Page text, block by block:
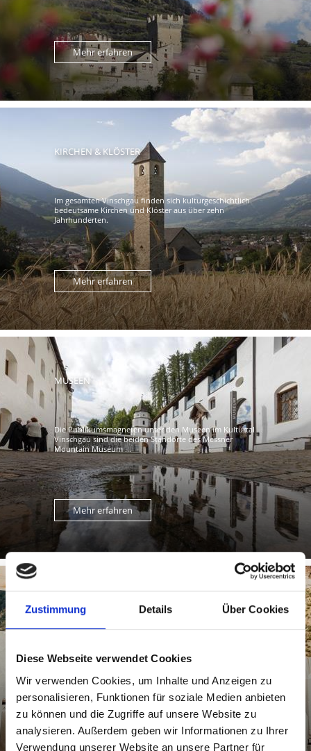
Zustimmung Details Über Cookies
Diese Webseite verwendet Cookies
Wir verwenden Cookies, um Inhalte und Anzeigen zu
personalisieren, Funktionen für soziale Medien anbieten
zu können und die Zugriffe auf unsere Website zu
analysieren. Außerdem geben wir Informationen zu Ihrer
Verwendung unserer Website an unsere Partner für
Mehr erfahren
KIRCHEN & KLÖSTER
Im gesamten Vinschgau finden sich kulturgeschichtlich
bedeutsame Kirchen und Klöster aus über zehn
Jahrhunderten.
Mehr erfahren
MUSEEN
Die Publikumsmagneten unter den Museen im Kulturtal
Vinschgau sind die beiden Standorte des Messner
Mountain Museum ...
Mehr erfahren
MARMOR
Nördersberges türmen sich die strahlend weißen Blöcke,
die mit der Laaser ...
Mehr erfahren